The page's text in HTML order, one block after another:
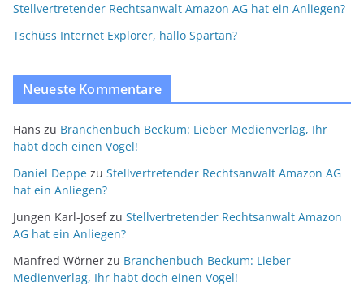
Stellvertretender Rechtsanwalt Amazon AG hat ein Anliegen?
Tschüss Internet Explorer, hallo Spartan?
Neueste Kommentare
Hans zu Branchenbuch Beckum: Lieber Medienverlag, Ihr
habt doch einen Vogel!
Daniel Deppe zu Stellvertretender Rechtsanwalt Amazon AG
hat ein Anliegen?
Jungen Karl-Josefzu Stellvertretender Rechtsanwalt Amazon
AG hat ein Anliegen?
Manfred Wörner zu Branchenbuch Beckum: Lieber
Medienverlag, Ihr habt doch einen Vogel!